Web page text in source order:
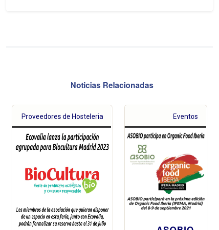
Noticias Relacionadas
Proveedores de Hosteleria Eventos